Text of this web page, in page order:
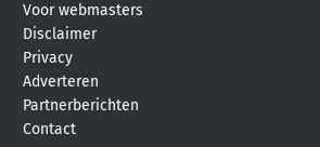
Voor webmasters
Disclaimer
Privacy
Adverteren
Partnerberichten
Contact